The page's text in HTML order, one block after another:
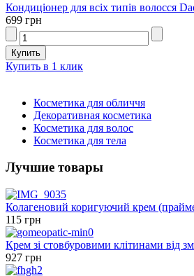
Кондиціонер для всіх типів волосся
699 грн
Купить в 1 клик
Косметика для обличчя
Декоративная косметика
Косметика для волос
Косметика для тела
Лучшие товары
Колагеновий коригуючий крем
115 грн
Крем зі стовбуровими клітинами від
927 грн